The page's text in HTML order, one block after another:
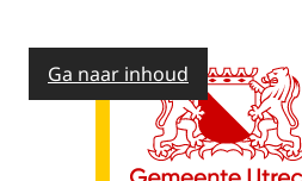
Ga naar inhoud